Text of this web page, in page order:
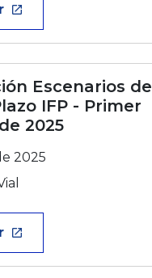
launch
Escenarios de
IFP - Primer
2025
2025
launch